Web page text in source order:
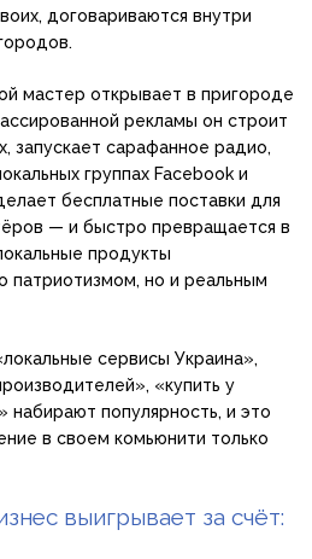
договариваются внутри
мастер открывает в пригороде
рекламы он строит
запускает сарафанное радио,
группах Facebook и
бесплатные поставки для
— и быстро превращается в
продукты
патриотизмом, но и реальным
сервисы Украина»,
«купить у
набирают популярность, и это
в своем комьюнити только
выигрывает за счёт: